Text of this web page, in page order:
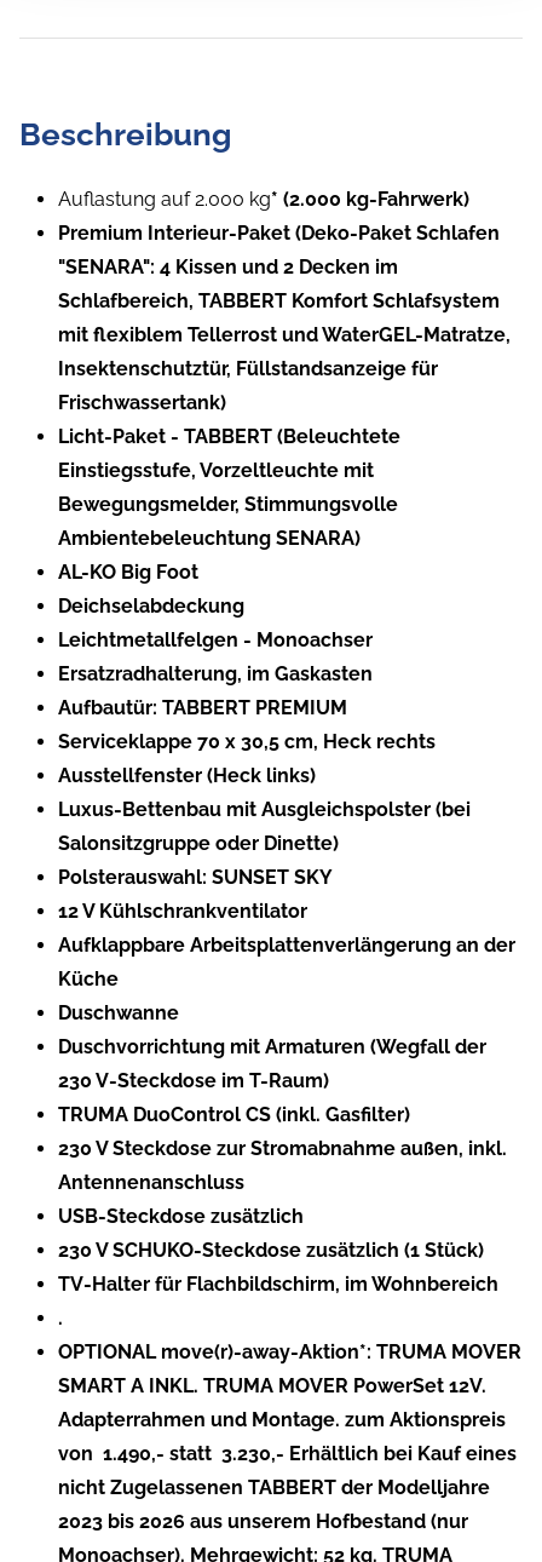
Beschreibung
Auflastung auf 2.000 kg* (2.000 kg-Fahrwerk)
Premium Interieur-Paket (Deko-Paket Schlafen
"SENARA": 4 Kissen und 2 Decken im
Schlafbereich, TABBERT Komfort Schlafsystem
mit flexiblem Tellerrost und WaterGEL-Matratze,
Insektenschutztür, Füllstandsanzeige für
Frischwassertank)
Licht-Paket - TABBERT (Beleuchtete
Einstiegsstufe, Vorzeltleuchte mit
Bewegungsmelder, Stimmungsvolle
Ambientebeleuchtung SENARA)
AL-KO Big Foot
Deichselabdeckung
Leichtmetallfelgen - Monoachser
Ersatzradhalterung, im Gaskasten
Aufbautür: TABBERT PREMIUM
Serviceklappe 70 x 30,5 cm, Heck rechts
Ausstellfenster (Heck links)
Luxus-Bettenbau mit Ausgleichspolster (bei
Salonsitzgruppe oder Dinette)
Polsterauswahl: SUNSET SKY
12 V Kühlschrankventilator
Aufklappbare Arbeitsplattenverlängerung an der
Küche
Duschwanne
Duschvorrichtung mit Armaturen (Wegfall der
230 V-Steckdose im T-Raum)
TRUMA DuoControl CS (inkl. Gasfilter)
230 V Steckdose zur Stromabnahme außen, inkl.
Antennenanschluss
USB-Steckdose zusätzlich
230 V SCHUKO-Steckdose zusätzlich (1 Stück)
TV-Halter für Flachbildschirm, im Wohnbereich
.
OPTIONAL move(r)-away-Aktion*: TRUMA MOVER
SMART A INKL. TRUMA MOVER PowerSet 12V.
Adapterrahmen und Montage. zum Aktionspreis
von  1.490,- statt  3.230,- Erhältlich bei Kauf eines
nicht Zugelassenen TABBERT der Modelljahre
2023 bis 2026 aus unserem Hofbestand (nur
Monoachser). Mehrgewicht: 52 kg. TRUMA